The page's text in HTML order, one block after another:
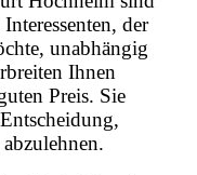
der
unabhängig
Ihnen
Preis. Sie